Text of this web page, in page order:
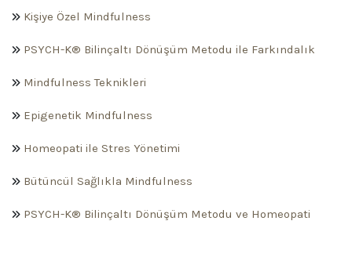
Kişiye Özel Mindfulness
PSYCH-K® Bilinçaltı Dönüşüm Metodu ile Farkındalık
Mindfulness Teknikleri
Epigenetik Mindfulness
Homeopati ile Stres Yönetimi
Bütüncül Sağlıkla Mindfulness
PSYCH-K® Bilinçaltı Dönüşüm Metodu ve Homeopati